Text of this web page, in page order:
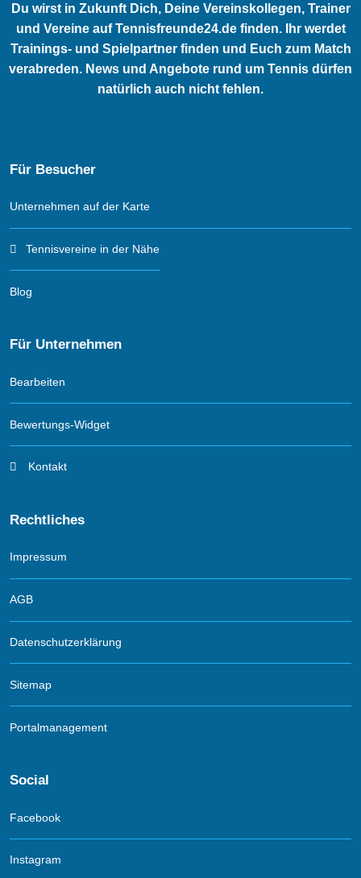
Du wirst in Zukunft Dich, Deine Vereinskollegen, Trainer
und Vereine auf Tennisfreunde24.de finden. Ihr werdet
Trainings- und Spielpartner finden und Euch zum Match
verabreden. News und Angebote rund um Tennis dürfen
natürlich auch nicht fehlen.
Für Besucher
Unternehmen auf der Karte
Tennisvereine in der Nähe
Blog
Für Unternehmen
Bearbeiten
Bewertungs-Widget
Kontakt
Rechtliches
Impressum
AGB
Datenschutzerklärung
Sitemap
Portalmanagement
Social
Facebook
Instagram